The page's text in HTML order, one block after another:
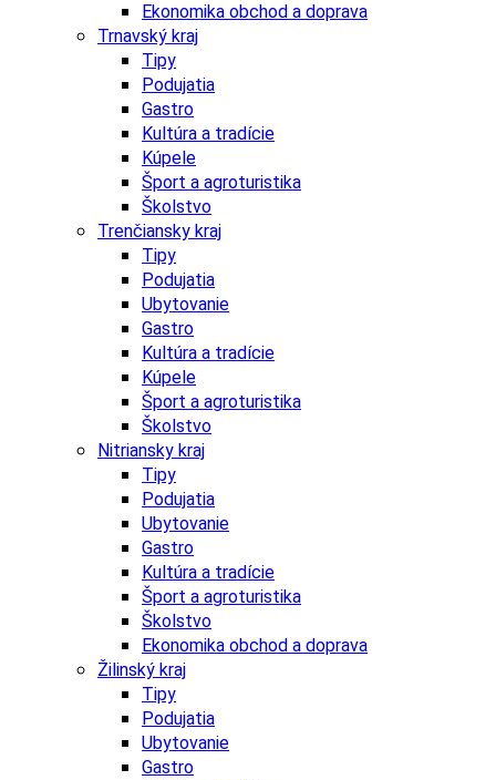
Ekonomika obchod a doprava
Trnavský kraj
Tipy
Podujatia
Gastro
Kultúra a tradície
Kúpele
Šport a agroturistika
Školstvo
Trenčiansky kraj
Tipy
Podujatia
Ubytovanie
Gastro
Kultúra a tradície
Kúpele
Šport a agroturistika
Školstvo
Nitriansky kraj
Tipy
Podujatia
Ubytovanie
Gastro
Kultúra a tradície
Šport a agroturistika
Školstvo
Ekonomika obchod a doprava
Žilinský kraj
Tipy
Podujatia
Ubytovanie
Gastro